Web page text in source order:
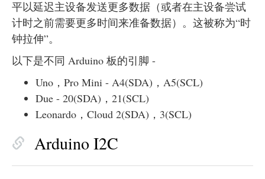
平以延迟主设备发送更多数据（或者在主设备尝试
计时之前需要更多时间来准备数据）。这被称为“时
钟拉伸”。
以下是不同 Arduino 板的引脚 -
Uno，Pro Mini - A4(SDA)，A5(SCL)
Due - 20(SDA)，21(SCL)
Leonardo，Cloud 2(SDA)，3(SCL)
Arduino I2C